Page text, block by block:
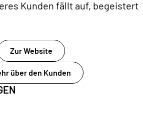
Kunden fällt auf, begeistert
Zur Website
über den Kunden